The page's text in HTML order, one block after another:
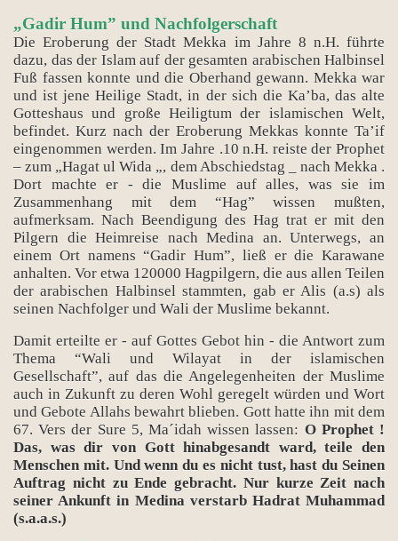
„Gadir Hum” und Nachfolgerschaft
Die Eroberung der Stadt Mekka im Jahre 8 n.H. führte
dazu, das der Islam auf der gesamten arabischen Halbinsel
Fuß fassen konnte und die Oberhand gewann. Mekka war
und ist jene Heilige Stadt, in der sich die Ka’ba, das alte
Gotteshaus und große Heiligtum der islamischen Welt,
befindet. Kurz nach der Eroberung Mekkas konnte Ta’if
eingenommen werden. Im Jahre .10 n.H. reiste der Prophet
– zum „Hagat ul Wida „, dem Abschiedstag _ nach Mekka .
Dort machte er - die Muslime auf alles, was sie im
Zusammenhang mit dem “Hag” wissen mußten,
aufmerksam. Nach Beendigung des Hag trat er mit den
Pilgern die Heimreise nach Medina an. Unterwegs, an
einem Ort namens “Gadir Hum”, ließ er die Karawane
anhalten. Vor etwa 120000 Hagpilgern, die aus allen Teilen
der arabischen Halbinsel stammten, gab er Alis (a.s) als
seinen Nachfolger und Wali der Muslime bekannt.
Damit erteilte er - auf Gottes Gebot hin - die Antwort zum
Thema “Wali und Wilayat in der islamischen
Gesellschaft”, auf das die Angelegenheiten der Muslime
auch in Zukunft zu deren Wohl geregelt würden und Wort
und Gebote Allahs bewahrt blieben. Gott hatte ihn mit dem
67. Vers der Sure 5, Ma´idah wissen lassen: O Prophet !
Das, was dir von Gott hinabgesandt ward, teile den
Menschen mit. Und wenn du es nicht tust, hast du Seinen
Auftrag nicht zu Ende gebracht. Nur kurze Zeit nach
seiner Ankunft in Medina verstarb Hadrat Muhammad
(s.a.a.s.)